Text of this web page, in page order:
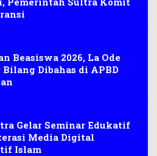
Beasiswa 2026, La Ode
Dibahas di APBD
Gelar Seminar Edukatif
Media Digital
Islam